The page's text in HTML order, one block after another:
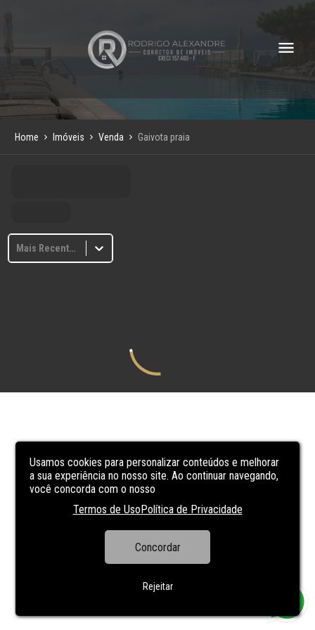
Usamos cookies para personalizar conteúdos e melhorar
a sua experiência no nosso site. Ao continuar navegando,
você concorda com o nosso
Termos de UsoPolítica de Privacidade
Concordar
Rejeitar
Home Imóveis Venda Gaivota praia
Mais Recentes